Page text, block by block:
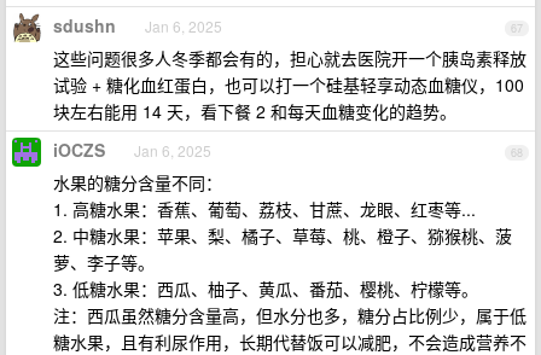
67
sdushn Jan 6, 2025
这些问题很多人冬季都会有的，担心就去医院开一个胰岛素释放
试验 + 糖化血红蛋白，也可以打一个硅基轻享动态血糖仪，100
块左右能用 14 天，看下餐 2 和每天血糖变化的趋势。
68
iOCZS Jan 6, 2025
水果的糖分含量不同：
1. 高糖水果：香蕉、葡萄、荔枝、甘蔗、龙眼、红枣等...
2. 中糖水果：苹果、梨、橘子、草莓、桃、橙子、猕猴桃、菠
萝、李子等。
3. 低糖水果：西瓜、柚子、黄瓜、番茄、樱桃、柠檬等。
注：西瓜虽然糖分含量高，但水分也多，糖分占比例少，属于低
糖水果，且有利尿作用，长期代替饭可以减肥，不会造成营养不